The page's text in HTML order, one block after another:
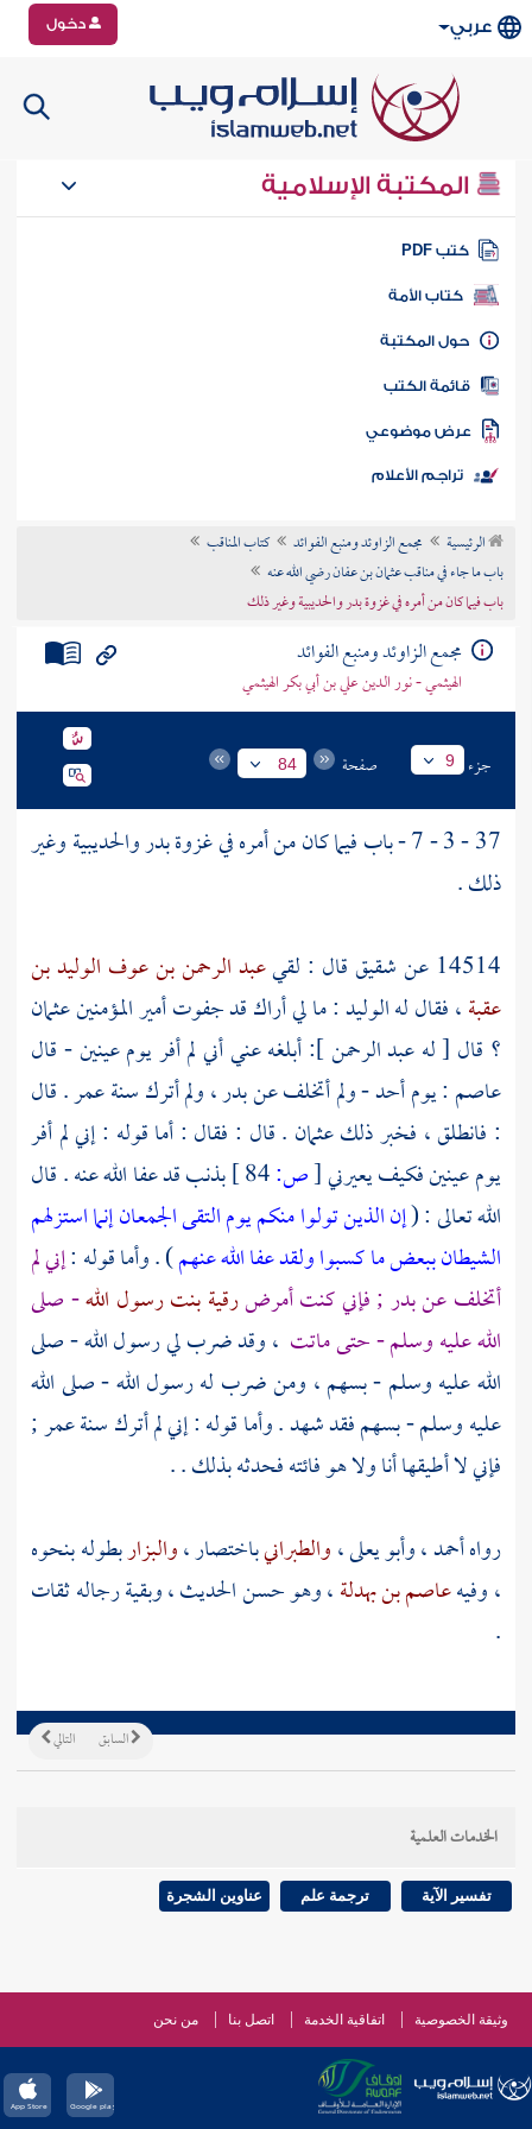
عربي دخول
المكتبة الإسلامية
كتب PDF
كتاب الأمة
المكتبة
الكتب
موضوعي
تراجم الأعلام
الرئيسية مجمع الزاوئد ومنبع الفوائد
كتاب المناقب
باب ما جاء في مناقب عثمان بن عفان رضي الله عنه
باب فيما كان من أمره في غزوة بدر والحديبية وغير ذلك
مجمع الزاوئد ومنبع الفوائد
الهيثمي - نور الدين علي بن أبي بكر الهيثمي
جزء 9 صفحة 84
37 - 3 - 7 - باب فيما كان من أمره في غزوة بدروالحديبيةوغير
ذلك .
14514 عن
شقيققال : لقيعبد الرحمن بن عوف الوليد بن
عقبة، فقال لهالوليد: ما لي أراك قد جفوت أمير المؤمنينعثمان
؟ قال [ له عبد الرحمن ]: أبلغه عني أني لم أفر يومعينين- قال
عاصم : يومأحد- ولم أتخلف عنبدر، ولم أترك سنةعمر. قال
: فانطلق ، فخبر ذلكعثمان . قال : فقال : أما قوله : إني لم أفر
يومعينينفكيف يعيرني[ص:
بذنب قد عفا الله عنه . قال
الله تعالى : (إن الذين تولوا منكم يوم التقى الجمعان إنما استزلهم
الشيطان ببعض ما كسبوا ولقد عفا الله عنهم) . وأما قوله :إني لم
أتخلف عنبدر; فإني كنت أمرضرقية بنت رسول الله- صلى
الله عليه وسلم - حتى ماتت ، وقد ضرب لي رسول الله - صلى
الله عليه وسلم - بسهم ، ومن ضرب له رسول الله - صلى الله
عليه وسلم - بسهم فقد شهد . وأما قوله : إني لم أترك سنةعمر;
فإني لا أطيقها أنا ولا هو فائته فحدثه بذلك . .
رواهأحمد،وأبو يعلى،والطبرانيباختصار ،والبزاربطوله بنحوه
، وفيهعاصم بن بهدلة، وهو حسن الحديث ، وبقية رجاله ثقات
.
التالي السابق
الخدمات العلمية
تفسير الآية ترجمة علم عناوين الشجرة
وثيقة الخصوصية اتفاقية الخدمة اتصل بنا من نحن